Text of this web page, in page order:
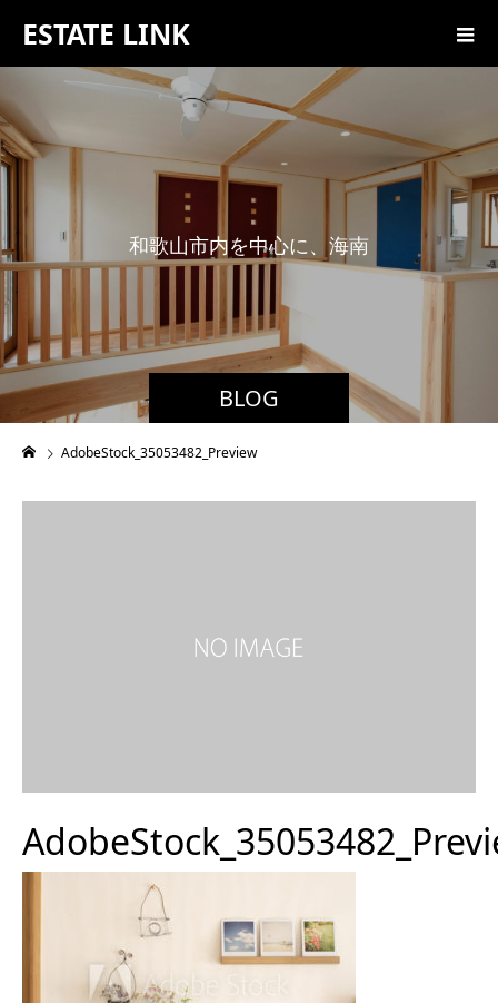
ESTATE LINK
BLOG
歌山市内を中心に、海 南市・
AdobeStock_35053482_Preview